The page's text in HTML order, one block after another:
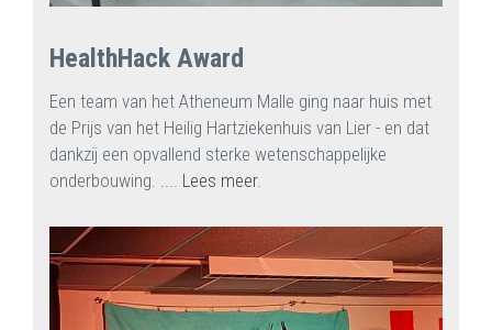
HealthHack Award
Een team van het Atheneum Malle ging naar huis met
de Prijs van het Heilig Hartziekenhuis van Lier - en dat
dankzij een opvallend sterke wetenschappelijke
onderbouwing. .... Lees meer.